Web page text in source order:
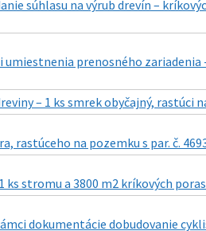
súhlasu na výrub drevín –
umiestnenia prenosného
– 1 ks smrek obyčajný, rastúci
rastúceho na pozemku s par. č.
ks stromu a 3800 m2 kríkových
dokumentácie dobudovanie